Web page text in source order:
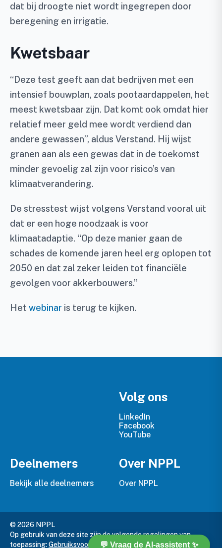
dat bij droogte niet wordt ingegrepen door
beregening en irrigatie.
Kwetsbaar
“Deze test geeft aan dat bedrijven met een
intensief bouwplan, zoals pootaardappelen, het
meest kwetsbaar zijn. Dat komt ook omdat hier
relatief meer geld mee wordt verdiend dan
andere gewassen”, aldus Verstand. Hij wijst
granen aan als een gewas dat in de toekomst
minder gevoelig zal zijn voor risico’s van
klimaatverandering.
De stresstest wijst volgens Verstand vooral uit
dat er een hoge noodzaak is voor
klimaatadaptie. “Op deze manier gaan de
schades de komende jaren heel erg oplopen tot
2050 en dat zal zeker leiden tot financiële
gevolgen voor akkerbouwers.”
Het webinar is terug te kijken.
Volg ons
LinkedIn
Facebook
YouTube
Deelnemers
Bekijk alle deelnemers
Over NPPL
Over NPPL
© 2026 NPPL
Op gebruik van deze site zijn de volgende regelingen van
toepassing:Gebruiksvoorwaarden,Privacy PolicyenCookie